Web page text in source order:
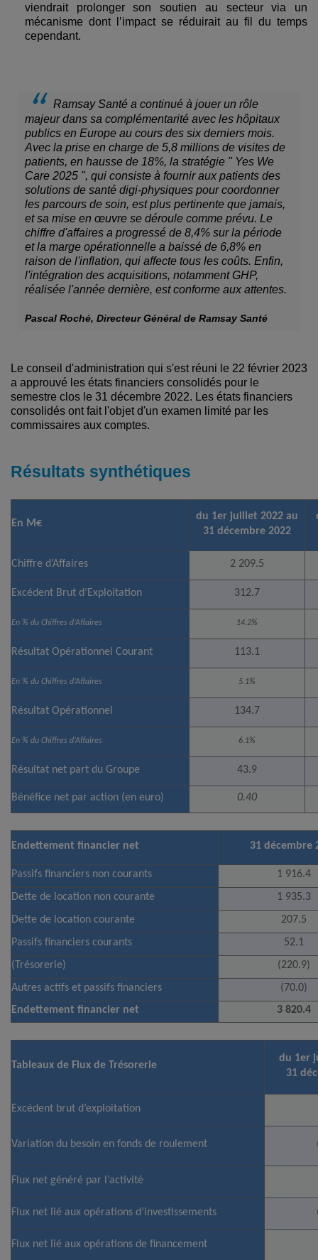
viendrait prolonger son soutien au secteur via un
mécanisme dont l’impact se réduirait au fil du temps
cependant.
Ramsay Santé a continué à jouer un rôle
majeur dans sa complémentarité avec les hôpitaux
publics en Europe au cours des six derniers mois.
Avec la prise en charge de 5,8 millions de visites de
patients, en hausse de 18%, la stratégie " Yes We
Care 2025 ", qui consiste à fournir aux patients des
solutions de santé digi-physiques pour coordonner
les parcours de soin, est plus pertinente que jamais,
et sa mise en œuvre se déroule comme prévu. Le
chiffre d'affaires a progressé de 8,4% sur la période
et la marge opérationnelle a baissé de 6,8% en
raison de l'inflation, qui affecte tous les coûts. Enfin,
l'intégration des acquisitions, notamment GHP,
réalisée l'année dernière, est conforme aux attentes.
Pascal Roché, Directeur Général de Ramsay Santé
Le conseil d'administration qui s'est réuni le 22 février 2023
a approuvé les états financiers consolidés pour le
semestre clos le 31 décembre 2022. Les états financiers
consolidés ont fait l'objet d'un examen limité par les
commissaires aux comptes.
Résultats synthétiques
En M€
du 1er juillet 2022 au
31 décembre 2022
Chiffre d’Affaires 2 209.5
Excédent Brut d’Exploitation 312.7
En % du Chiffres d’Affaires 14.2%
Résultat Opérationnel Courant 113.1
En % du Chiffres d’Affaires 5.1%
Résultat Opérationnel 134.7
En % du Chiffres d’Affaires 6.1%
Résultat net part du Groupe 43.9
Bénéfice net par action (en euro) 0.40
Endettement financier net 31 décembre
Passifs financiers non courants
1 916.4
Dette de location non courante
1 935.3
Dette de location courante
207.5
Passifs financiers courants
52.1
(Trésorerie)
(220.9)
Autres actifs et passifs financiers
(70.0)
Endettement financier net
3 820.4
Tableaux de Flux de Trésorerie
du 1er
31
Excédent brut d’exploitation
Variation du besoin en fonds de roulement
Flux net généré par l’activité
Flux net lié aux opérations d’investissements
Flux net lié aux opérations de financement